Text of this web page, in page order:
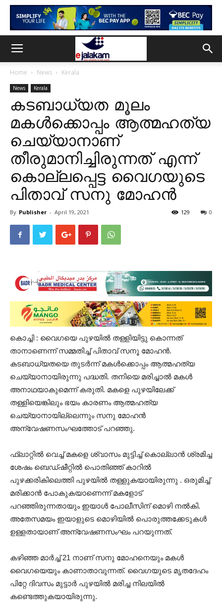
Home News Kerala
News Kerala
കടബാധ്യത മൂലം
മകൾക്കൊപ്പം ആത്മഹത്യ
ചെയ്യാനാണ്
തീരുമാനിച്ചിരുന്നത് എന്ന്
കൊല്ലപ്പെട്ട വൈഗയുടെ
പിതാവ് സനു മോഹൻ
By Publisher - April 19, 2021 0
129
കൊച്ചി : വൈഗയെ പുഴയിൽ തള്ളിയിട്ടു കൊന്നത്
താനാണെന്ന് സമ്മതിച്ച് പിതാവ് സനൂ മോഹൻ.
കടബാധ്യതയെ തുടർന്ന് മകൾക്കൊപ്പം ആത്മഹത്യ
ചെയ്യാനായിരുന്നു പദ്ധതി. തനിയെ മരിച്ചാല്‍ മകള്‍
അനാഥയാകുമെന്ന് കരുതി. മകളെ പുഴയിലേക്ക്
തള്ളിയെങ്കിലും ഭയം കാരണം ആത്മഹത്യ
ചെയ്യാനായില്ലെന്നും സനു മോഹന്‍
അന്വേഷണസംഘത്തോട് പറഞ്ഞു.
ഫ്ലാറ്റില്‍ വെച്ച് മകളെ ശ്വാസം മുട്ടിച്ച് കൊല്ലാന്‍ ശ്രമിച്ച
ശേഷം ബെഡ്ഷീറ്റില്‍ പൊതിഞ്ഞ് കാറില്‍
പുഴക്കരികിലെത്തി പുഴയിൽ തള്ളുകയായിരുന്നു . ഒരുമിച്ച്
മരിക്കാന്‍ പോകുകയാണെന്ന് മകളോട്
പറഞ്ഞിരുന്നതായും ഇയാൾ പോലീസിന് മൊഴി നൽകി.
അതേസമയം ഇയാളുടെ മൊഴിയിൽ പൊരുത്തക്കേടുകൾ
ഉള്ളതായാണ് അന്വേഷണസംഘം പറയുന്നത്.
കഴിഞ്ഞ മാര്‍ച്ച് 21 നാണ് സനു മോഹനെയും മകള്‍
വൈഗയെയും കാണാതാവുന്നത്. വൈഗയുടെ മൃതദേഹം
പിറ്റേ ദിവസം മുട്ടാര്‍ പുഴയില്‍ മരിച്ച നിലയില്‍
കണ്ടെത്തുകയായിരുന്നു.